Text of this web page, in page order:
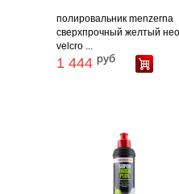
полировальник menzerna
сверхпрочный желтый
velcro ...
1 444 руб